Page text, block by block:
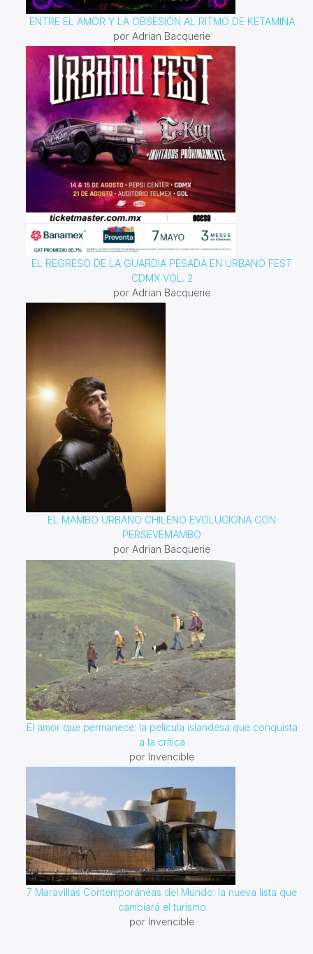
ENTRE EL AMOR Y LA OBSESIÓN AL RITMO DE KETAMINA
por Adrian Bacquerie
EL REGRESO DE LA GUARDIA PESADA EN URBANO FEST
CDMX VOL. 2
por Adrian Bacquerie
EL MAMBO URBANO CHILENO EVOLUCIONA CON
PERSEVEMAMBO
por Adrian Bacquerie
El amor que permanece: la película islandesa que conquista
a la crítica
por Invencible
7 Maravillas Contemporáneas del Mundo: la nueva lista que
cambiará el turismo
por Invencible